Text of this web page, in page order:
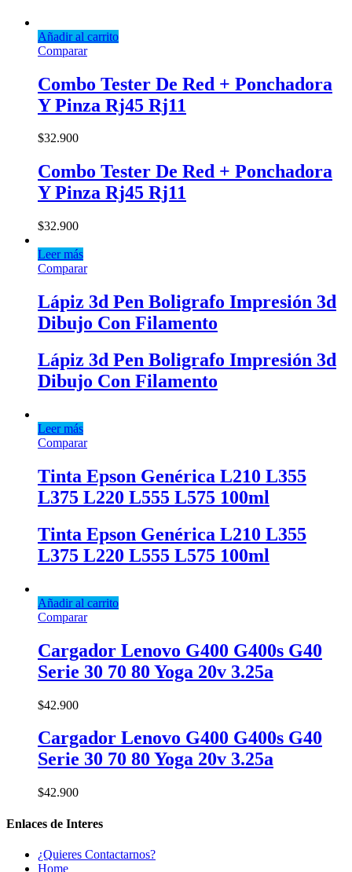
Añadir al carrito
Comparar
Combo Tester De Red + Ponchadora
Y Pinza Rj45 Rj11
$32.900
Combo Tester De Red + Ponchadora
Y Pinza Rj45 Rj11
$32.900
Leer más
Comparar
Lápiz 3d Pen Boligrafo Impresión 3d
Dibujo Con Filamento
Lápiz 3d Pen Boligrafo Impresión 3d
Dibujo Con Filamento
Leer más
Comparar
Tinta Epson Genérica L210 L355
L375 L220 L555 L575 100ml
Tinta Epson Genérica L210 L355
L375 L220 L555 L575 100ml
Añadir al carrito
Comparar
Cargador Lenovo G400 G400s G40
Serie 30 70 80 Yoga 20v 3.25a
$42.900
Cargador Lenovo G400 G400s G40
Serie 30 70 80 Yoga 20v 3.25a
$42.900
Enlaces de Interes
¿Quieres Contactarnos?
Home